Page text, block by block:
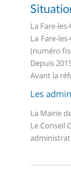
La Fare-
La Fare-
(numéro
Depuis
Avant la
Les
La Mairie
Le Conseil